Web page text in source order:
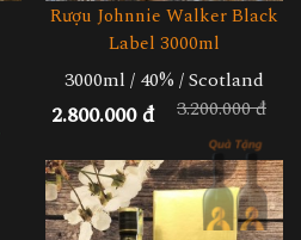
Rượu Johnnie Walker Black
Label 3000ml
3000ml / 40% / Scotland
3.200.000 đ
2.800.000 đ